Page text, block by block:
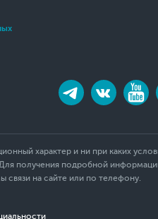
характер и ни при каких
получения подробной
на сайте или по телефону.